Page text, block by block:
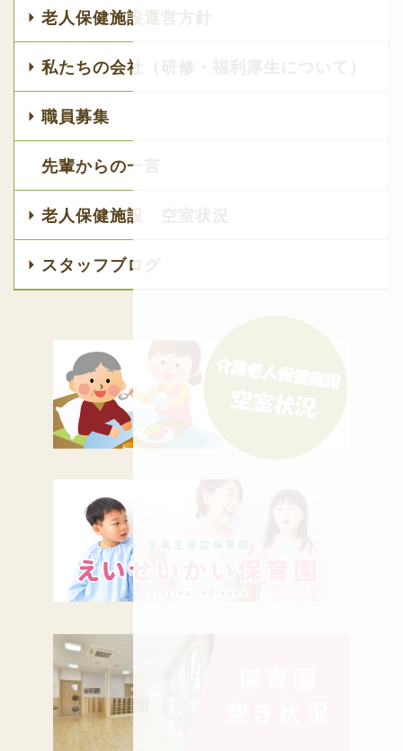
老人保健施設運営方針
私たちの会社（研修・福利厚生について）
職員募集
先輩からの一言
老人保健施設 空室状況
スタッフブログ